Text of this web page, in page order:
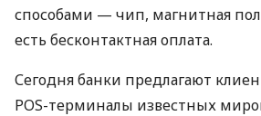
способами — чип, магнитная
есть бесконтактная оплата.
Сегодня банки предлагают
POS-терминалы известных